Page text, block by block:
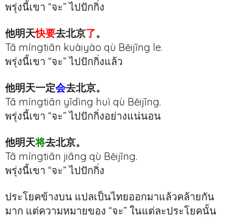
พรุ่งนี้เขา “จะ” ไปปักกิ่ง
他明天快要去北京了。
Tā míngtiān kuàiyào qù Běijīng le.
พรุ่งนี้เขา “จะ” ไปปักกิ่งแล้ว
他明天一定会去北京。
Tā míngtiān yīdìng huì qù Běijīng.
พรุ่งนี้เขา “จะ” ไปปักกิ่งอย่างแน่นอน
他明天将去北京。
Tā míngtiān jiāng qù Běijīng.
พรุ่งนี้เขา “จะ” ไปปักกิ่ง
ประโยคข้างบน แปลเป็นไทยออกมาแล้วคล้ายกัน
มาก แต่ความหมายของ “จะ” ในแต่ละประโยคนั้น